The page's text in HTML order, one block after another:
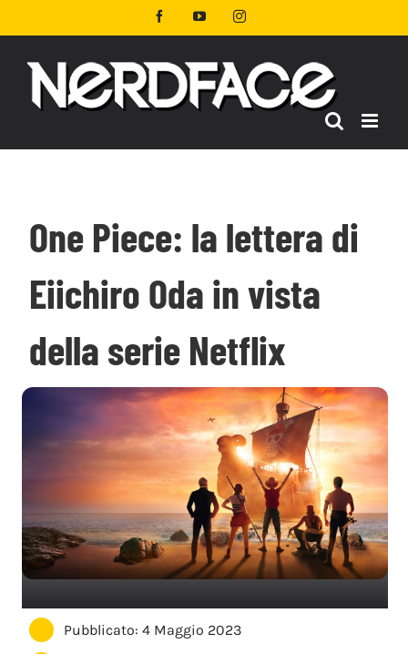
al
FacebookYouTubeInstagram
One Piece: la lettera di
Eiichiro Oda in vista
della serie Netflix
Pubblicato: 4 Maggio 2023